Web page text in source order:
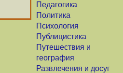
Педагогика
Политика
Психология
Публицистика
Путешествия и
география
Развлечения и досуг